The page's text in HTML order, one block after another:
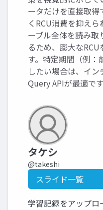
ータだけを直接取
くRCU消費を抑え
ーブル全体を読み取
るため、膨大な
す。特定期間（例
したい場合は、イ
Query APIが最適です
タケシ
@takeshi
スライド一覧
学習記録をアップロ